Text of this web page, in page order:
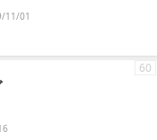
11/01
60